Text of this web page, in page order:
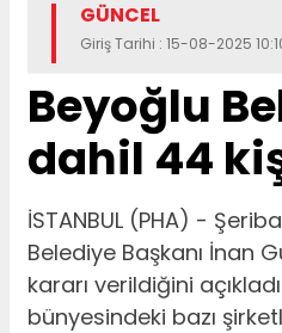
GÜNCEL
Giriş Tarihi : 15-08-2025
Beyoğlu
dahil 44
İSTANBUL (PHA) -
Belediye Başkanı İnan
kararı verildiğini
bünyesindeki bazı